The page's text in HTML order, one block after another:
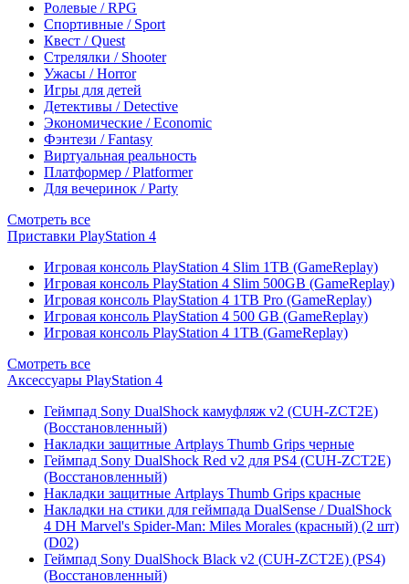
Ролевые / RPG
Спортивные / Sport
Квест / Quest
Стрелялки / Shooter
Ужасы / Horror
Игры для детей
Детективы / Detective
Экономические / Economic
Фэнтези / Fantasy
Виртуальная реальность
Платформер / Platformer
Для вечеринок / Party
Смотреть все
Приставки PlayStation 4
Игровая консоль PlayStation 4 Slim 1TB (GameReplay)
Игровая консоль PlayStation 4 Slim 500GB (GameReplay)
Игровая консоль PlayStation 4 1TB Pro (GameReplay)
Игровая консоль PlayStation 4 500 GB (GameReplay)
Игровая консоль PlayStation 4 1TB (GameReplay)
Смотреть все
Аксессуары PlayStation 4
Геймпад Sony DualShock камуфляж v2 (CUH-ZCT2E)
(Восстановленный)
Накладки защитные Artplays Thumb Grips черные
Геймпад Sony DualShock Red v2 для PS4 (CUH-ZCT2E)
(Восстановленный)
Накладки защитные Artplays Thumb Grips красные
Накладки на стики для геймпада DualSense / DualShock
4 DH Marvel's Spider-Man: Miles Morales (красный) (2 шт)
(D02)
Геймпад Sony DualShock Black v2 (CUH-ZCT2E) (PS4)
(Восстановленный)